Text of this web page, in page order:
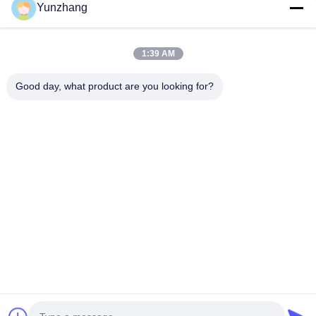
Yunzhang
1:39 AM
Good day, what product are you looking for?